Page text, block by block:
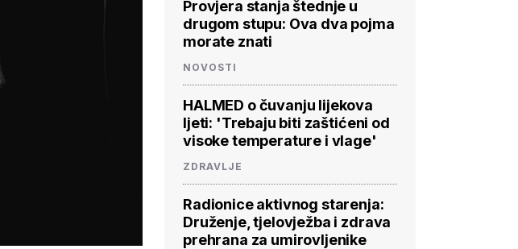
Provjera stanja štednje u
drugom stupu: Ova dva pojma
morate znati
NOVOSTI
HALMED o čuvanju lijekova
ljeti: 'Trebaju biti zaštićeni od
visoke temperature i vlage'
ZDRAVLJE
Radionice aktivnog starenja:
Druženje, tjelovježba i zdrava
prehrana za umirovljenike